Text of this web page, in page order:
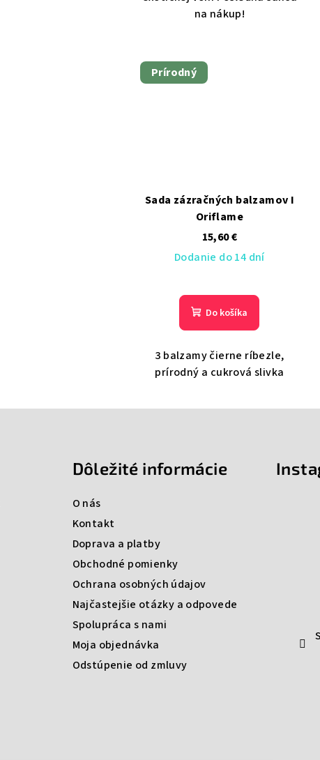
na nákup!
Prírodný
Sada zázračných balzamov I
Oriflame
15,60 €
Dodanie do 14 dní
Do košíka
3 balzamy čierne ríbezle,
prírodný a cukrová slivka
Dôležité informácie
O nás
Kontakt
Doprava a platby
Obchodné pomienky
Ochrana osobných údajov
Najčastejšie otázky a odpovede
Spolupráca s nami
Moja objednávka
Odstúpenie od zmluvy